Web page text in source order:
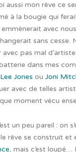
aussi mon rêve ce
à la bougie qui
avec
sans
avec pas mal
dans mes
Jones ou Joni
avec de telles
moment vécu
un peu pareil : on
rêve se construit et
, mais c’est loupé…